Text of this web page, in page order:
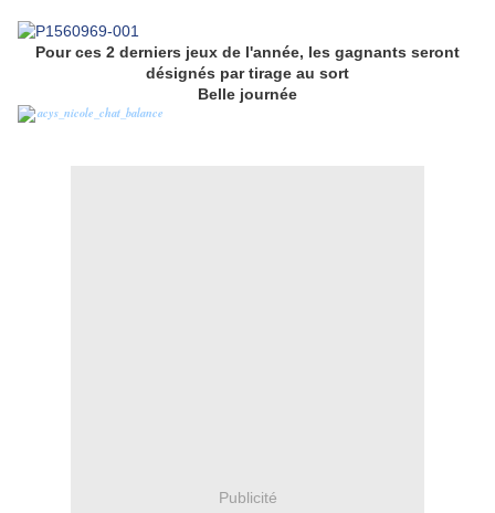
Pour ces 2 derniers jeux de l'année, les gagnants seront
désignés par tirage au sort
Belle journée
Publicité